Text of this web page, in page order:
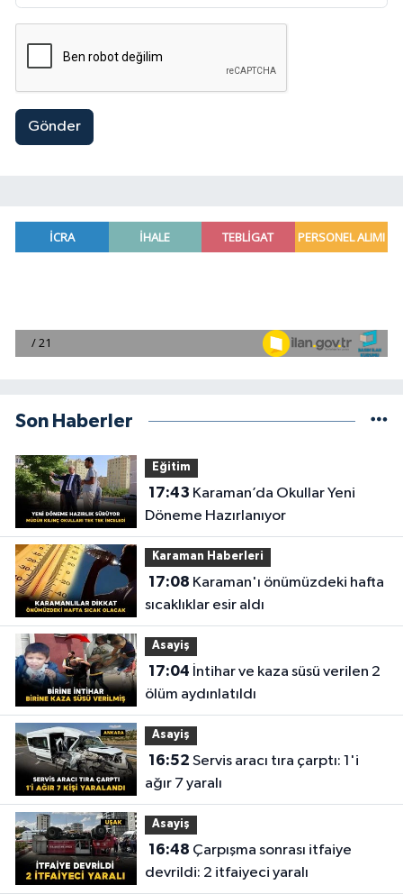
Gönder
Son Haberler
Eğitim
17:43
Döneme Hazırlanıyor
Karaman Haberleri
17:08
sıcaklıklar esir aldı
Asayiş
17:04
ölüm aydınlatıldı
Asayiş
16:52
ağır 7 yaralı
Asayiş
16:48
devrildi: 2 itfaiyeci yaralı